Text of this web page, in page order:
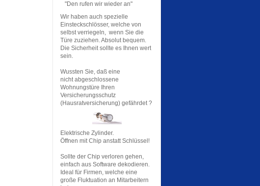
"Den rufen wir wieder an"
Wir haben auch spezielle
Einsteckschlösser, welche von
selbst verriegeln, wenn Sie die
Türe zuziehen. Absolut bequem.
Die Sicherheit sollte es Ihnen wert
sein.
Wussten Sie, daß eine
nicht abgeschlossene
Wohnungstüre Ihren
Versicherungsschutz
(Hausratversicherung) gefährdet ?
Elektrische Zylinder.
Öffnen mit Chip anstatt Schlüssel!
Sollte der Chip verloren gehen,
einfach aus Software dekodieren.
Ideal für Firmen, welche eine
große Fluktuation an Mitarbeitern